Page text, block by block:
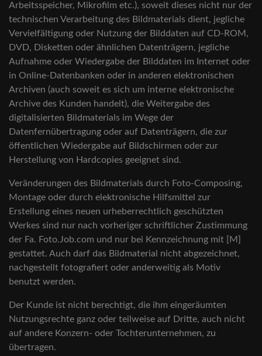
Arbeitsspeicher, Mikrofilm etc.), soweit dieses nicht nur der
technischen Verarbeitung des Bildmaterials dient, jegliche
Vervielfältigung oder Nutzung der Bilddaten auf CD-ROM,
DVD, Disketten oder ähnlichen Datenträgern, jegliche
Aufnahme oder Wiedergabe der Bilddaten im Internet oder
in Online-Datenbanken oder in anderen elektronischen
Archiven (auch soweit es sich um interne elektronische
Archive des Kunden handelt), die Weitergabe des
digitalisierten Bildmaterials im Wege der
Datenfernübertragung oder auf Datenträgern, die zur
öffentlichen Wiedergabe auf Bildschirmen oder zur
Herstellung von Hardcopies geeignet sind.
Veränderungen des Bildmaterials durch Foto-Composing,
Montage oder durch elektronische Hilfsmittel zur
Erstellung eines neuen urheberrechtlich geschützten
Werkes sind nur nach vorheriger schriftlicher Zustimmung
der Fa. Foto.Job.com und nur bei Kennzeichnung mit [M]
gestattet. Auch darf das Bildmaterial nicht abgezeichnet,
nachgestellt fotografiert oder anderweitig als Motiv
benutzt werden.
Der Kunde ist nicht berechtigt, die ihm eingeräumten
Nutzungsrechte ganz oder teilweise auf Dritte, auch nicht
auf andere Konzern- oder Tochterunternehmen, zu
übertragen.